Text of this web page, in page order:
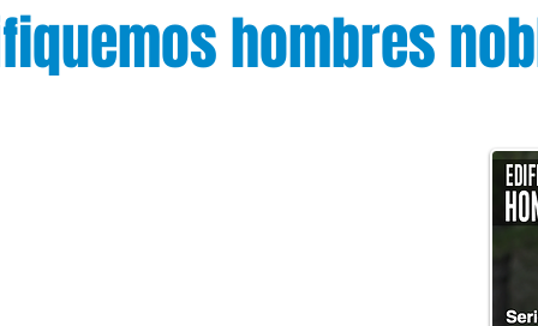
hombres